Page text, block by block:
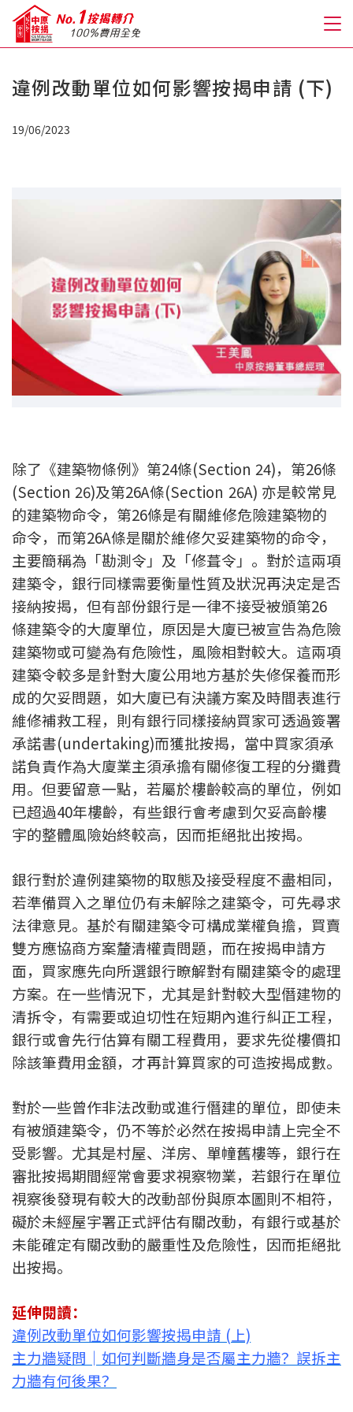
關於我們
免費開戶轉介服務
私人貸款
優惠禮遇
新盤優越按揭優惠
按揭工具
按揭計算
轉按計算
置業預算
供款年期計算
工商舖按揭計算
印花稅計算
免費物業估價
下載中心
按揭全面睇
新聞/研究
公司動態
按市新聞
統計數據庫
按揭快趣智識
樓按專欄
按揭百科
實時銀行資訊
裝修·保險優惠
免費裝修轉介服務
裝修設計專欄
火險、家居、寵物保險
保險資訊專欄
違例改動單位如何影響按揭申請 (下)
19/06/2023
除了《建築物條例》第24條(Section 24)，第26條
(Section 26)及第26A條(Section 26A) 亦是較常見
的建築物命令，第26條是有關維修危險建築物的
命令，而第26A條是關於維修欠妥建築物的命令，
主要簡稱為「勘測令」及「修葺令」。對於這兩項
建築令，銀行同樣需要衡量性質及狀況再決定是否
接納按揭，但有部份銀行是一律不接受被頒第26
條建築令的大廈單位，原因是大廈已被宣告為危險
建築物或可變為有危險性，風險相對較大。這兩項
建築令較多是針對大廈公用地方基於失修保養而形
成的欠妥問題，如大廈已有決議方案及時間表進行
維修補救工程，則有銀行同樣接納買家可透過簽署
承諾書(undertaking)而獲批按揭，當中買家須承
諾負責作為大廈業主須承擔有關修復工程的分攤費
用。但要留意一點，若屬於樓齡較高的單位，例如
已超過40年樓齡，有些銀行會考慮到欠妥高齡樓
宇的整體風險始終較高，因而拒絕批出按揭。
銀行對於違例建築物的取態及接受程度不盡相同，
若準備買入之單位仍有未解除之建築令，可先尋求
法律意見。基於有關建築令可構成業權負擔，買賣
雙方應協商方案釐清權責問題，而在按揭申請方
面，買家應先向所選銀行瞭解對有關建築令的處理
方案。在一些情況下，尤其是針對較大型僭建物的
清拆令，有需要或迫切性在短期內進行糾正工程，
銀行或會先行估算有關工程費用，要求先從樓價扣
除該筆費用金額，才再計算買家的可造按揭成數。
對於一些曾作非法改動或進行僭建的單位，即使未
有被頒建築令，仍不等於必然在按揭申請上完全不
受影響。尤其是村屋、洋房、單幢舊樓等，銀行在
審批按揭期間經常會要求視察物業，若銀行在單位
視察後發現有較大的改動部份與原本圖則不相符，
礙於未經屋宇署正式評估有關改動，有銀行或基於
未能確定有關改動的嚴重性及危險性，因而拒絕批
出按揭。
延伸閱讀：
違例改動單位如何影響按揭申請 (上)
主力牆疑問│如何判斷牆身是否屬主力牆？誤拆主
力牆有何後果？